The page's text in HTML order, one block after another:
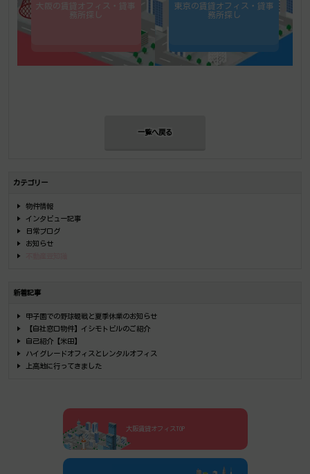
大阪の賃貸オフィス・貸事
務所探し
東京の賃貸オフィス・貸事
務所探し
一覧へ戻る
カテゴリー
物件情報
インタビュー記事
日常ブログ
お知らせ
新着記事
甲子園での野球観戦と夏季休業のお知らせ
【自社窓口物件】イシモトビルのご紹介
自己紹介【米田】
ハイグレードオフィスとレンタルオフィス
上高地に行ってきました
大阪賃貸オフィスTOP